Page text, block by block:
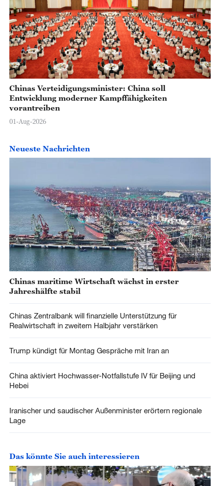
Chinas Verteidigungsminister: China soll
Entwicklung moderner Kampffähigkeiten
vorantreiben
01-Aug-2026
Neueste Nachrichten
Chinas maritime Wirtschaft wächst in erster
Jahreshälfte stabil
Chinas Zentralbank will finanzielle Unterstützung für
Realwirtschaft in zweitem Halbjahr verstärken
Trump kündigt für Montag Gespräche mit Iran an
China aktiviert Hochwasser-Notfallstufe IV für Beijing und
Hebei
Iranischer und saudischer Außenminister erörtern regionale
Lage
Das könnte Sie auch interessieren